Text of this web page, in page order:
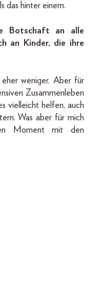
das hinter einem.
Botschaft an alle
an Kinder, die ihre
weniger. Aber für
Zusammenleben
vielleicht helfen, auch
Was aber für mich
Moment mit den